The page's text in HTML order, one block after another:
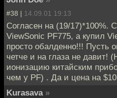
#38 | 14.09.01 19:13
Согласен на (19/17)*100%.
ViewSonic PF775, а купил
просто обалденно!!! Пусть
четче и на глаза не давит!
ионизацию китайским
чем у PF) . Да и цена на
Kurasava »